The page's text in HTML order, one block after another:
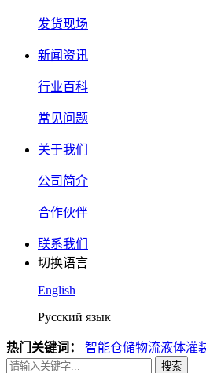
发货现场
新闻资讯
行业百科
常见问题
关于我们
公司简介
合作伙伴
联系我们
切换语言
English
Русский язык
热门关键词： 智能仓储物流液体灌
搜索